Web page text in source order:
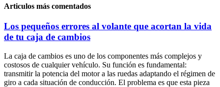
Articulos más comentados
Los pequeños errores al volante que acortan la vida
de tu caja de cambios
La caja de cambios es uno de los componentes más complejos y
costosos de cualquier vehículo. Su función es fundamental:
transmitir la potencia del motor a las ruedas adaptando el régimen de
giro a cada situación de conducción. El problema es que esta pieza